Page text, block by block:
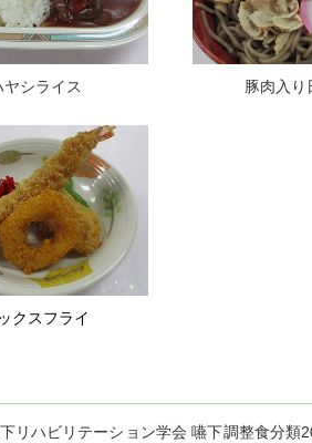
ヤシライス 豚肉入り
クスフライ
リハビリテーション学会 嚥下調整食分類